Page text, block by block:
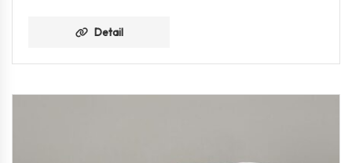
Detail